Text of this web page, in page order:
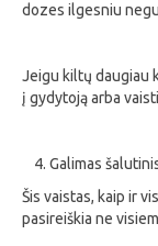
dozes ilgesniu
Jeigu kiltų daugiau
į gydytoją arba
Galimas
Šis vaistas, kaip ir
pasireiškia ne